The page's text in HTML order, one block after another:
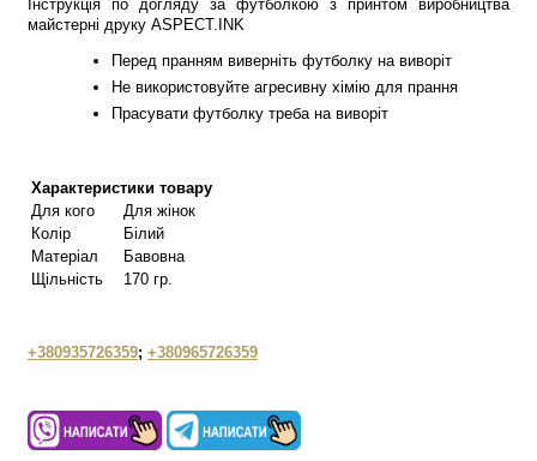
Інструкція по догляду за футболкою з принтом виробництва
майстерні друку ASPECT.INK
Перед пранням виверніть футболку на виворіт
Не використовуйте агресивну хімію для прання
Прасувати футболку треба на виворіт
Характеристики товару
Для кого
Для жінок
Колір
Білий
Матеріал
Бавовна
Щільність
170 гр.
+380935726359; +380965726359